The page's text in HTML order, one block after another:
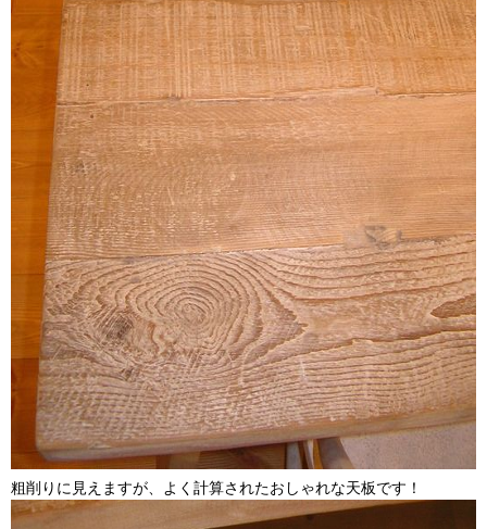
粗削りに見えますが、よく計算されたおしゃれな天板です！